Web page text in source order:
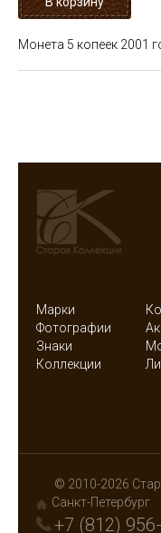
Монета 5 копеек 2001
Марки
Фотографии
Знаки
Коллекции
© 2010-2026
Санкт-Петербург
+7 (812)